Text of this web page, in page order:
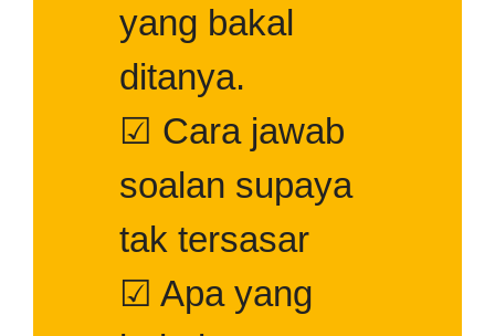
yang bakal
ditanya.
☑ Cara jawab
soalan supaya
tak tersasar
☑ Apa yang